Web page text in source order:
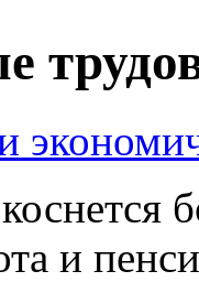
и